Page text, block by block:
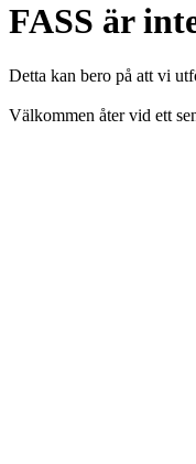
FASS är
Detta kan bero på att vi
Välkommen åter vid ett